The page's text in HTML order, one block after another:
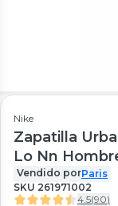
Nike
Zapatilla
Lo Nn
Vendido porParis
SKU 261971002
4.5(90)